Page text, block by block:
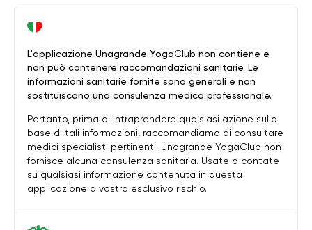
L'applicazione Unagrande YogaClub non contiene e
non può contenere raccomandazioni sanitarie. Le
informazioni sanitarie fornite sono generali e non
sostituiscono una consulenza medica professionale.
Pertanto, prima di intraprendere qualsiasi azione sulla
base di tali informazioni, raccomandiamo di consultare
medici specialisti pertinenti. Unagrande YogaClub non
fornisce alcuna consulenza sanitaria. Usate o contate
su qualsiasi informazione contenuta in questa
applicazione a vostro esclusivo rischio.